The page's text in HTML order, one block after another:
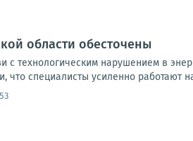
области обесточены
с технологическим нарушением в
что специалисты усиленно работают